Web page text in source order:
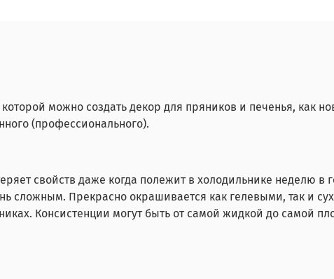
можно создать декор для пряников и печенья, как
(профессионального).
свойств даже когда полежит в холодильнике неделю
сложным. Прекрасно окрашивается как гелевыми, так и
Консистенции могут быть от самой жидкой до самой